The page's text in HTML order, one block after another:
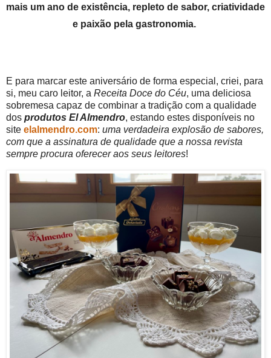
mais um ano de existência, repleto de sabor, criatividade
e paixão pela gastronomia.
E para marcar este aniversário de forma especial, criei, para
si, meu caro leitor, a Receita Doce do Céu, uma deliciosa
sobremesa capaz de combinar a tradição com a qualidade
dos produtos El Almendro, estando estes disponíveis no
site elalmendro.com: uma verdadeira explosão de sabores,
com que a assinatura de qualidade que a nossa revista
sempre procura oferecer aos seus leitores!